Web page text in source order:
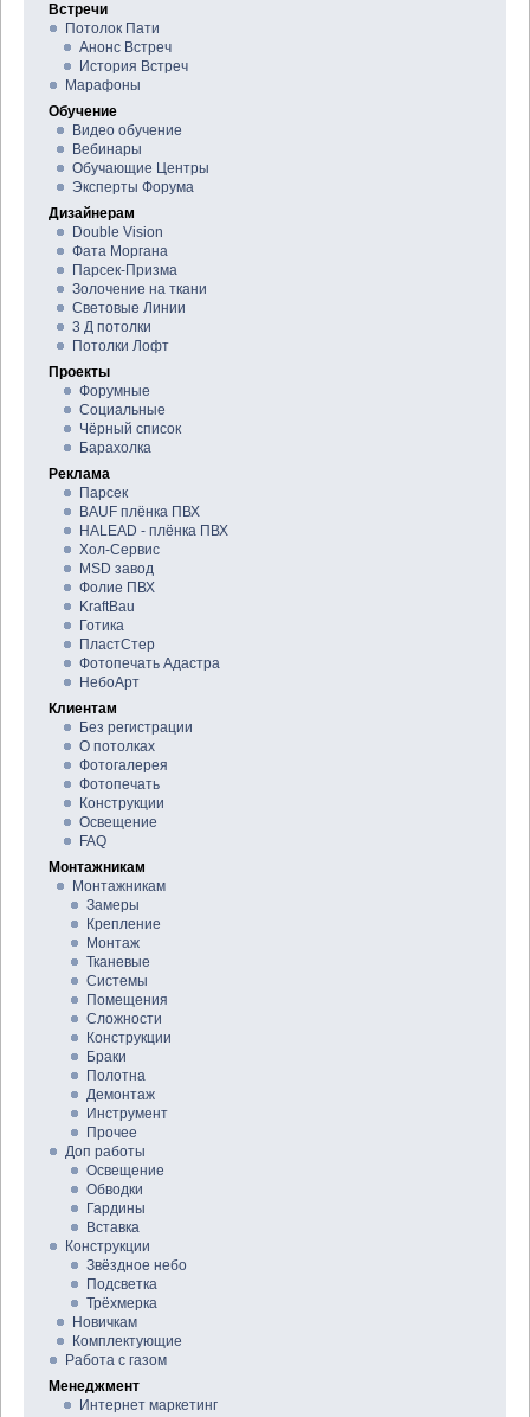
Встречи
Потолок Пати
Анонс Встреч
История Встреч
Марафоны
Обучение
Видео обучение
Вебинары
Обучающие Центры
Эксперты Форума
Дизайнерам
Double Vision
Фата Моргана
Парсек-Призма
Золочение на ткани
Световые Линии
3 Д потолки
Потолки Лофт
Проекты
Форумные
Социальные
Чёрный список
Барахолка
Реклама
Парсек
BAUF плёнка ПВХ
HALEAD - плёнка ПВХ
Хол-Сервис
MSD завод
Фолие ПВХ
KraftBau
Готика
ПластСтер
Фотопечать Адастра
НебоАрт
Клиентам
Без регистрации
О потолках
Фотогалерея
Фотопечать
Конструкции
Освещение
FAQ
Монтажникам
Монтажникам
Замеры
Крепление
Монтаж
Тканевые
Системы
Помещения
Сложности
Конструкции
Браки
Полотна
Демонтаж
Инструмент
Прочее
Доп работы
Освещение
Обводки
Гардины
Вставка
Конструкции
Звёздное небо
Подсветка
Трёхмерка
Новичкам
Комплектующие
Работа с газом
Менеджмент
Интернет маркетинг